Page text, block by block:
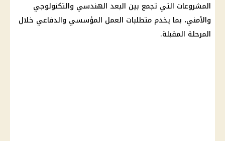
المشروعات التي تجمع بين البعد الهندسي والتكنولوجي
والأمني، بما يخدم متطلبات العمل المؤسسي والدفاعي خلال
المرحلة المقبلة.